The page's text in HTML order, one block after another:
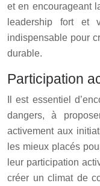
et en encourageant
leadership fort et
indispensable pour
durable.
Participation
Il est essentiel
dangers, à
activement aux
les mieux placés
leur participation
créer un climat de